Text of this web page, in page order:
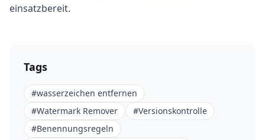
einsatzbereit.
Tags
#wasserzeichen entfernen
#Watermark Remover #Versionskontrolle
#Benennungsregeln